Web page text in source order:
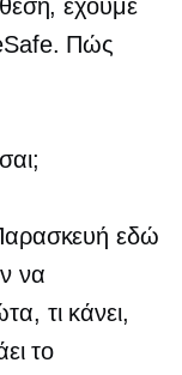
έχουμε
Πώς
εδώ
να
τι κάνει,
το